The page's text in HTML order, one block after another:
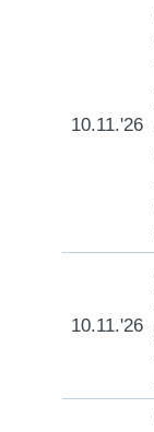
10.11.'26
10.11.'26